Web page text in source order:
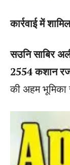
कार्रवाई में
सउनि साबिर
2554 कशान
की अहम भूमिका